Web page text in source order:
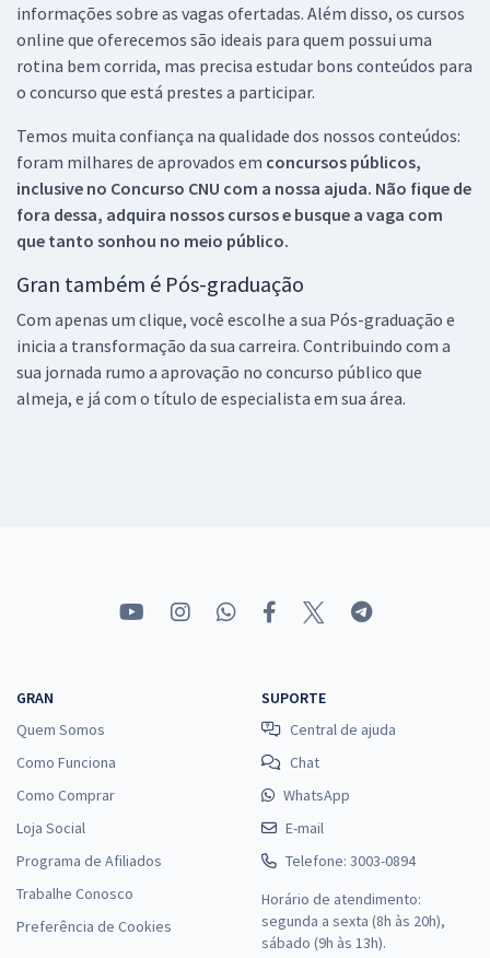
informações sobre as vagas ofertadas. Além disso, os cursos
online que oferecemos são ideais para quem possui uma
rotina bem corrida, mas precisa estudar bons conteúdos para
o concurso que está prestes a participar.
Temos muita confiança na qualidade dos nossos conteúdos:
foram milhares de aprovados em concursos públicos,
inclusive no Concurso CNU com a nossa ajuda. Não fique de
fora dessa, adquira nossos cursos e busque a vaga com
que tanto sonhou no meio público.
Gran também é Pós-graduação
Com apenas um clique, você escolhe a sua Pós-graduação e
inicia a transformação da sua carreira. Contribuindo com a
sua jornada rumo a aprovação no concurso público que
almeja, e já com o título de especialista em sua área.
GRAN
Quem Somos
Como Funciona
Como Comprar
Loja Social
Programa de Afiliados
Trabalhe Conosco
Preferência de Cookies
SUPORTE
Central de ajuda
Chat
WhatsApp
E-mail
Telefone: 3003-0894
Horário de atendimento:
segunda a sexta (8h às 20h),
sábado (9h às 13h).